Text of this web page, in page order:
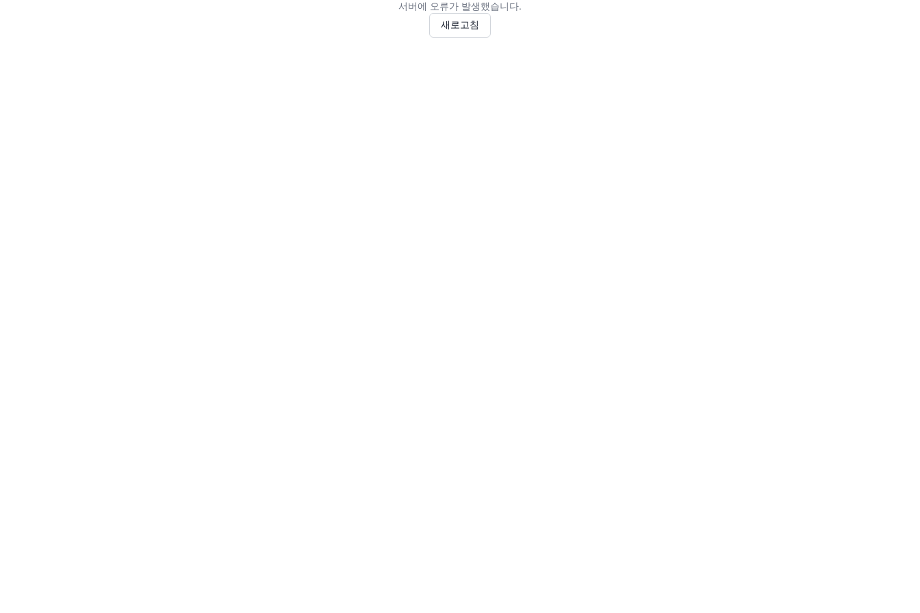
서버에 오류가 발생했습니다.
새로고침